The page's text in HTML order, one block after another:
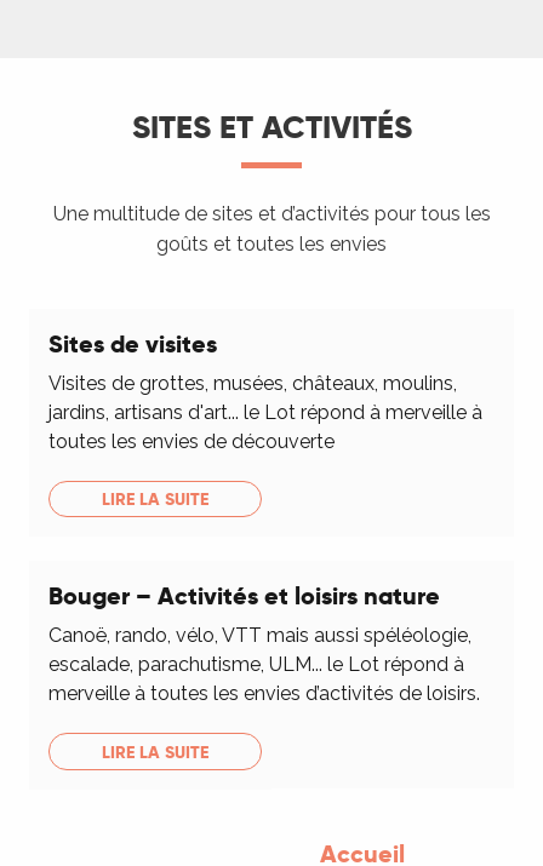
Accueil
SITES ET ACTIVITÉS
Une multitude de sites et d’activités pour tous les
goûts et toutes les envies
Sites de visites
Visites de grottes, musées, châteaux, moulins,
jardins, artisans d'art... le Lot répond à merveille à
toutes les envies de découverte
LIRE LA SUITE
Bouger – Activités et loisirs nature
Canoë, rando, vélo, VTT mais aussi spéléologie,
escalade, parachutisme, ULM... le Lot répond à
merveille à toutes les envies d’activités de loisirs.
LIRE LA SUITE